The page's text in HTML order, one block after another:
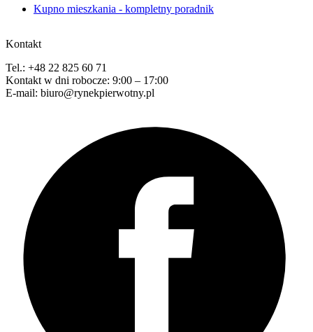
Kupno mieszkania - kompletny poradnik
Kontakt
Tel.: +48 22 825 60 71
Kontakt w dni robocze: 9:00 – 17:00
E-mail: biuro@rynekpierwotny.pl